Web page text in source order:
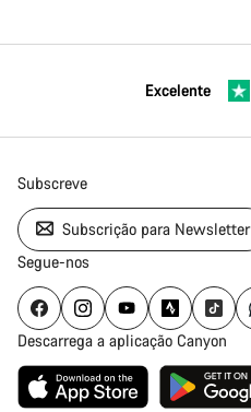
Excelente
Subscreve
Subscrição para Newsletter
Segue-nos
Descarrega a aplicação Canyon